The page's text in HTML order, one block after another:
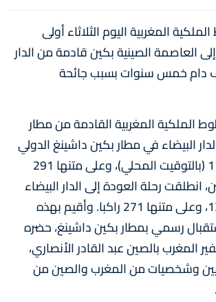
المغربية اليوم الثلاثاء أولى
العاصمة الصينية بكين قادمة من الدار
دام خمس سنوات بسبب جائحة
الملكية المغربية القادمة من مطار
البيضاء في مطار بكين داشينغ الدولي
على الساعة 11:55 (بالتوقيت المحلي)، وعلى متنها 291
انطلقت رحلة العودة إلى الدار البيضاء
على الساعة 13:55، وعلى متنها 271 راكبا. وأقيم بهذه
رسمي بمطار بكين داشينغ، حضره
بالصين عبد القادر الأنصاري،
وشخصيات من المغرب والصين من